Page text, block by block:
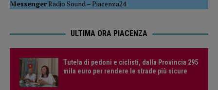
MessengerRadio Sound –Piacenza24
ULTIMA ORA PIACENZA
Tutela di pedoni e ciclisti, dalla Provincia 295
mila euro per rendere le strade più sicure